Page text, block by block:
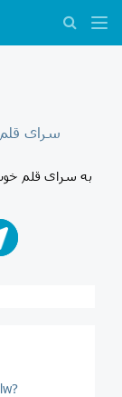
Telegram-канал sarayeghalam - سرای قلم
به سرای قلم